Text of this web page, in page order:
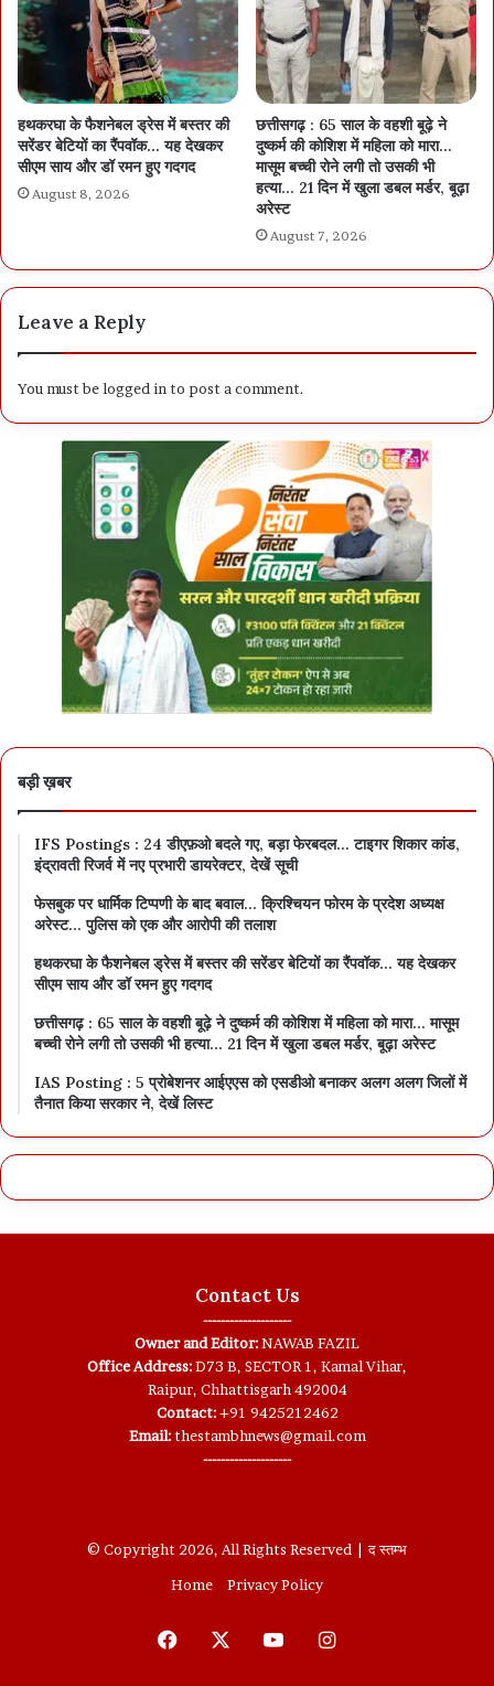
हथकरघा के फैशनेबल ड्रेस में बस्तर की
सरेंडर बेटियों का रैंपवॉक… यह देखकर
सीएम साय और डॉ रमन हुए गदगद
August 8, 2026
छत्तीसगढ़ : 65 साल के वहशी बूढ़े ने
दुष्कर्म की कोशिश में महिला को मारा…
मासूम बच्ची रोने लगी तो उसकी भी
हत्या… 21 दिन में खुला डबल मर्डर, बूढ़ा
अरेस्ट
August 7, 2026
Leave a Reply
You must belogged in to post a comment.
बड़ी ख़बर
IFS Postings : 24 डीएफ़ओ बदले गए, बड़ा फेरबदल… टाइगर शिकार कांड,
इंद्रावती रिजर्व में नए प्रभारी डायरेक्टर, देखें सूची
फेसबुक पर धार्मिक टिप्पणी के बाद बवाल… क्रिश्चियन फोरम के प्रदेश अध्यक्ष
अरेस्ट… पुलिस को एक और आरोपी की तलाश
हथकरघा के फैशनेबल ड्रेस में बस्तर की सरेंडर बेटियों का रैंपवॉक… यह देखकर
सीएम साय और डॉ रमन हुए गदगद
छत्तीसगढ़ : 65 साल के वहशी बूढ़े ने दुष्कर्म की कोशिश में महिला को मारा… मासूम
बच्ची रोने लगी तो उसकी भी हत्या… 21 दिन में खुला डबल मर्डर, बूढ़ा अरेस्ट
IAS Posting : 5 प्रोबेशनर आईएएस को एसडीओ बनाकर अलग अलग जिलों में
तैनात किया सरकार ने, देखें लिस्ट
Contact Us
--------------------
Owner and Editor:NAWAB FAZIL
Office Address:D73 B, SECTOR 1, Kamal Vihar,
Raipur, Chhattisgarh 492004
Contact:+91 9425212462
Email:thestambhnews@gmail.com
--------------------
© Copyright 2026, All Rights Reserved | द स्तम्भ
Home
Privacy Policy
Facebook YouTubeInstagram